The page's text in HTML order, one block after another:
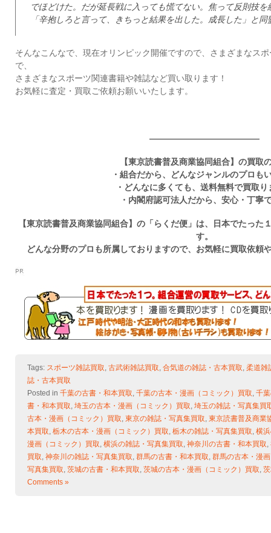
でほどけた。だが延長戦に入っても慌てない。焦って反則技
「辛抱しろと言って、きちっと結果を出した。成長した」と
そんなこんなで、現在オリンピック開催ですので、さまざまなス
で、
さまざまなスポーツ関連書籍や雑誌など買い取ります！
お気軽に査定・買取ご依頼お願いいたします。
—————————————
【東京読書普及商業協同組合】の買取
・組合だから、どんなジャンルのプロも
・どんなに多くても、送料無料で買取り
・内閣府認可法人だから、安心・丁寧
【東京読書普及商業協同組合】の「らくだ便」は、日本でたった
す。
どんな分野のプロも所属しておりますので、お気軽に買取依頼
Tags: スポーツ雑誌買取, 古武術雑誌買取, 合気道の雑誌・古本買取, 柔道雑
誌・古本買取
Posted in 千葉の古書・和本買取, 千葉の古本・漫画（コミック）買取, 千
書・和本買取, 埼玉の古本・漫画（コミック）買取, 埼玉の雑誌・写真集買
古本・漫画（コミック）買取, 東京の雑誌・写真集買取, 東京読書普及商業
本買取, 栃木の古本・漫画（コミック）買取, 栃木の雑誌・写真集買取, 横
漫画（コミック）買取, 横浜の雑誌・写真集買取, 神奈川の古書・和本買取,
買取, 神奈川の雑誌・写真集買取, 群馬の古書・和本買取, 群馬の古本・漫
写真集買取, 茨城の古書・和本買取, 茨城の古本・漫画（コミック）買取,
Comments »